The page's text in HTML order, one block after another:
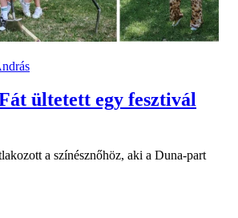
ültetett egy fesztivál
a színésznőhöz, aki a Duna-part